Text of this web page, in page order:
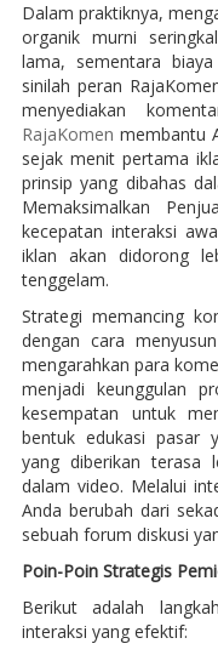
Dalam praktiknya,
organik murni
lama, sementara
sinilah peran
menyediakan
RajaKomen membantu
sejak menit pertama
prinsip yang dibahas
Memaksimalkan
kecepatan interaksi
iklan akan didorong
tenggelam.
Strategi memancing
dengan cara
mengarahkan para
menjadi keunggulan
kesempatan untuk
bentuk edukasi pasar
yang diberikan terasa
dalam video. Melalui
Anda berubah dari
sebuah forum diskusi
Poin-Poin Strategis
Berikut adalah
interaksi yang efektif: